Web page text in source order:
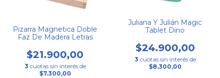
Pizarra Magnetica Doble
Faz De Madera Letras
$21.900,00
3 cuotas sin interés de
$7.300,00
Juliana Y Julián Magic
Tablet Dino
$24.900,00
3 cuotas sin interés de
$8.300,00